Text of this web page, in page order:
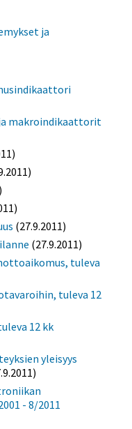
ja
makroindikaattorit
(27.9.2011)
(27.9.2011)
tuleva
tuleva 12
12 kk
yleisyys
- 8/2011